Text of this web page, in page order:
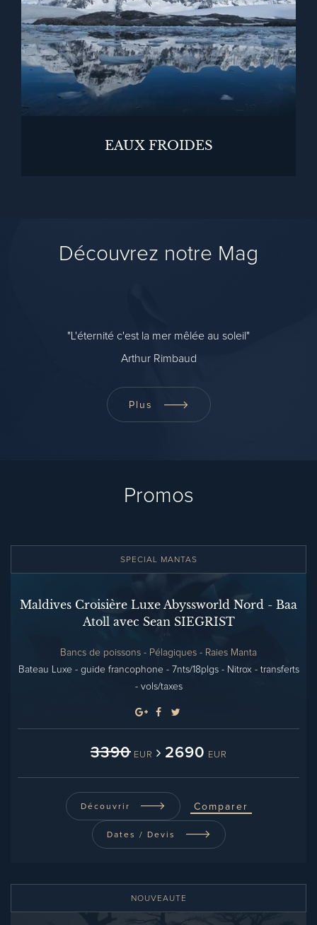
EAUX FROIDES
Découvrez notre Mag
"L'éternité c'est la mer mêlée au soleil"
Arthur Rimbaud
Plus
Promos
SPECIAL MANTAS
Maldives Croisière Luxe Abyssworld Nord - Baa
Atoll avec Sean SIEGRIST
Bancs de poissons - Pélagiques - Raies Manta
Bateau Luxe - guide francophone - 7nts/18plgs - Nitrox - transferts
- vols/taxes
3390EUR 2690 EUR
Découvrir Comparer
Dates / Devis
NOUVEAUTE